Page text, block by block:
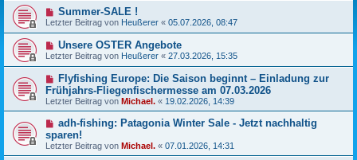
Summer-SALE !
Letzter Beitrag von Heußerer « 05.07.2026, 08:47
Unsere OSTER Angebote
Letzter Beitrag von Heußerer « 27.03.2026, 15:35
Flyfishing Europe: Die Saison beginnt – Einladung zur
Frühjahrs-Fliegenfischermesse am 07.03.2026
Letzter Beitrag von Michael. « 19.02.2026, 14:39
adh-fishing: Patagonia Winter Sale - Jetzt nachhaltig
sparen!
Letzter Beitrag von Michael. « 07.01.2026, 14:31